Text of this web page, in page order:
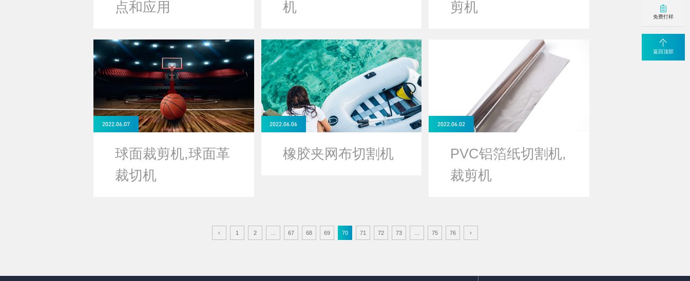
点和应用
机
剪机
2022.06.07
球面裁剪机,球面革
裁切机
2022.06.06
橡胶夹网布切割机
2022.06.02
PVC铝箔纸切割机,
裁剪机
‹ 1 2 67 68 69 70 71 72 73 75 76 ›
免费打样
返回顶部